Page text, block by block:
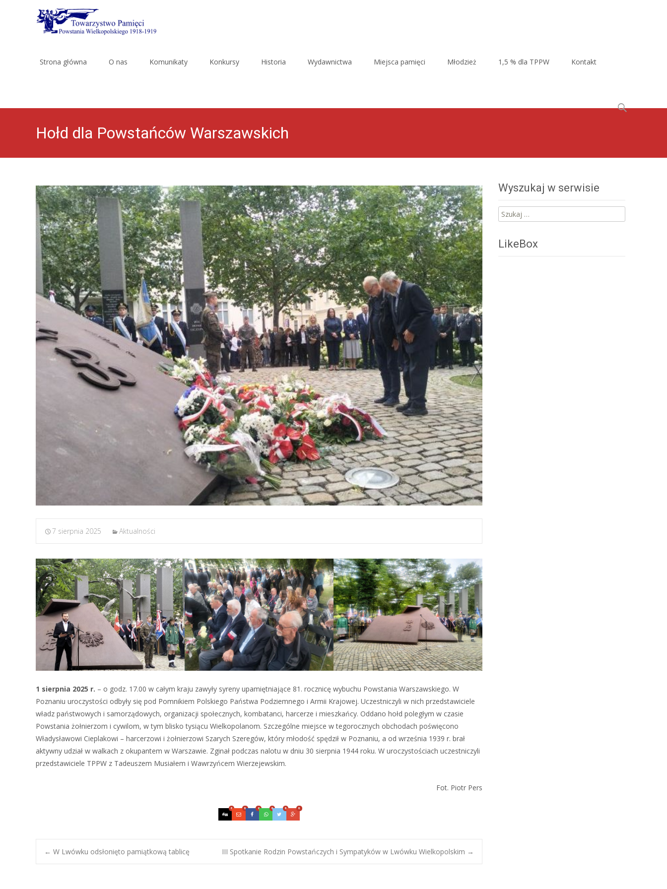
Strona główna O nas Komunikaty Konkursy Historia Wydawnictwa Miejsca pamięci Młodzież 1,5 % dla TPPW Kontakt
Szukaj:
Hołd dla Powstańców Warszawskich
7 sierpnia 2025 Aktualności
1 sierpnia 2025 r. – o godz. 17.00 w całym kraju zawyły syreny upamiętniające 81. rocznicę wybuchu Powstania Warszawskiego. W
Poznaniu uroczystości odbyły się pod Pomnikiem Polskiego Państwa Podziemnego i Armii Krajowej. Uczestniczyli w nich przedstawiciele
władz państwowych i samorządowych, organizacji społecznych, kombatanci, harcerze i mieszkańcy. Oddano hołd poległym w czasie
Powstania żołnierzom i cywilom, w tym blisko tysiącu Wielkopolanom. Szczególne miejsce w tegorocznych obchodach poświęcono
Władysławowi Cieplakowi – harcerzowi i żołnierzowi Szarych Szeregów, który młodość spędził w Poznaniu, a od września 1939 r. brał
aktywny udział w walkach z okupantem w Warszawie. Zginał podczas nalotu w dniu 30 sierpnia 1944 roku. W uroczystościach uczestniczyli
przedstawiciele TPPW z Tadeuszem Musiałem i Wawrzyńcem Wierzejewskim.
Fot. Piotr Pers
0 0 0 0 0 0
Post
← W Lwówku odsłonięto pamiątkową tablicę III Spotkanie Rodzin Powstańczych i Sympatyków w Lwówku Wielkopolskim →
Wyszukaj w serwisie
Szukaj:
LikeBox